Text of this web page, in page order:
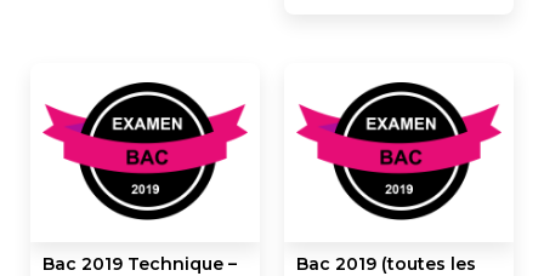
Bac 2019 Technique –
Bac 2019 (toutes les